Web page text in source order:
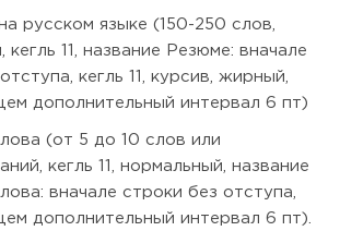
русском языке (150-250 слов,
кегль 11, название Резюме: вначале
кегль 11, курсив, жирный,
дополнительный интервал 6 пт)
(от 5 до 10 слов или
кегль 11, нормальный, название
вначале строки без отступа,
дополнительный интервал 6 пт).